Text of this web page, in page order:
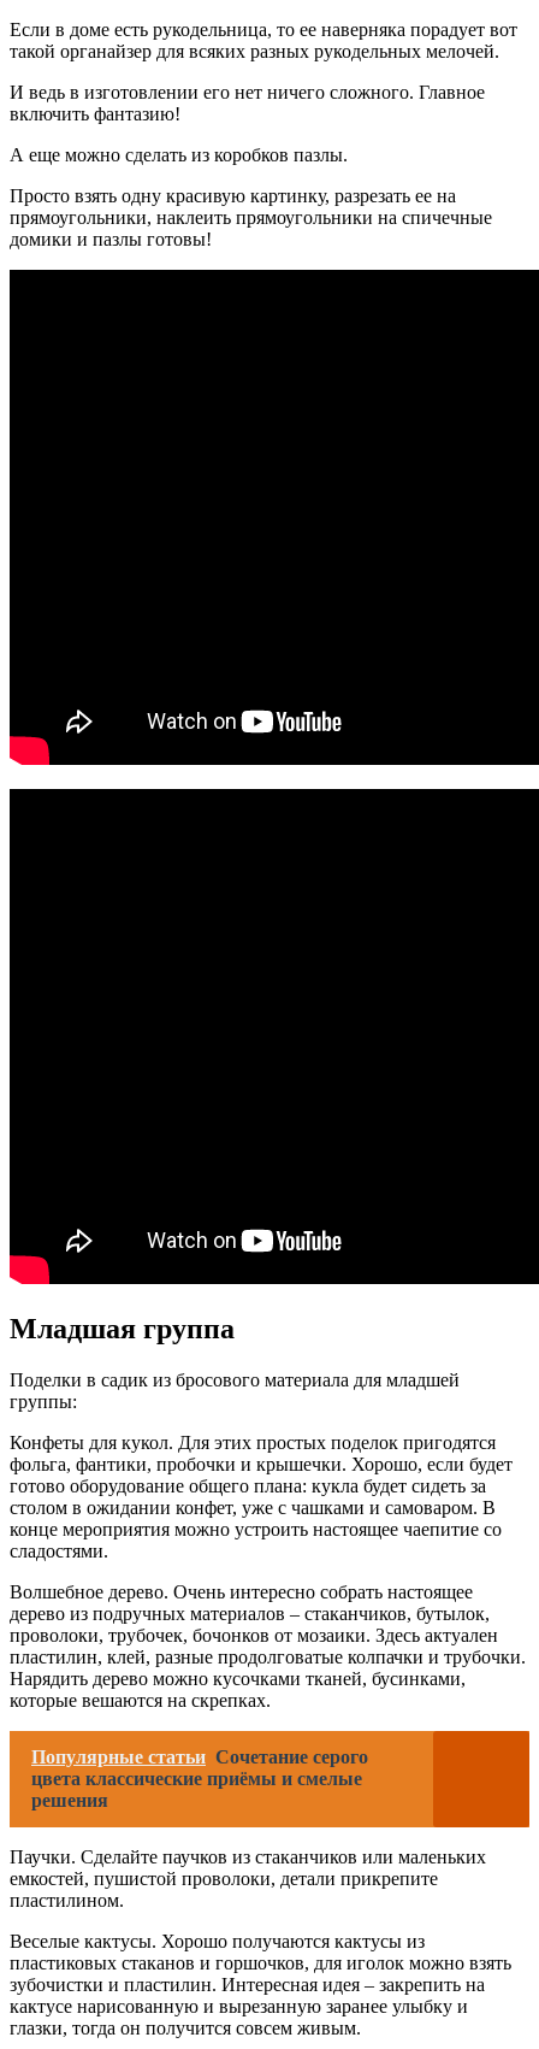
Если в доме есть рукодельница, то ее наверняка порадует вот
такой органайзер для всяких разных рукодельных мелочей.
И ведь в изготовлении его нет ничего сложного. Главное
включить фантазию!
А еще можно сделать из коробков пазлы.
Просто взять одну красивую картинку, разрезать ее на
прямоугольники, наклеить прямоугольники на спичечные
домики и пазлы готовы!
Младшая группа
Поделки в садик из бросового материала для младшей
группы:
Конфеты для кукол. Для этих простых поделок пригодятся
фольга, фантики, пробочки и крышечки. Хорошо, если будет
готово оборудование общего плана: кукла будет сидеть за
столом в ожидании конфет, уже с чашками и самоваром. В
конце мероприятия можно устроить настоящее чаепитие со
сладостями.
Волшебное дерево. Очень интересно собрать настоящее
дерево из подручных материалов – стаканчиков, бутылок,
проволоки, трубочек, бочонков от мозаики. Здесь актуален
пластилин, клей, разные продолговатые колпачки и трубочки.
Нарядить дерево можно кусочками тканей, бусинками,
которые вешаются на скрепках.
Популярные статьи Сочетание серого
цвета классические приёмы и смелые
решения
Паучки. Сделайте паучков из стаканчиков или маленьких
емкостей, пушистой проволоки, детали прикрепите
пластилином.
Веселые кактусы. Хорошо получаются кактусы из
пластиковых стаканов и горшочков, для иголок можно взять
зубочистки и пластилин. Интересная идея – закрепить на
кактусе нарисованную и вырезанную заранее улыбку и
глазки, тогда он получится совсем живым.